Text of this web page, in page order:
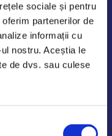
sociale și pentru
partenerilor de
informații cu
nostru. Aceștia le
de dvs. sau culese